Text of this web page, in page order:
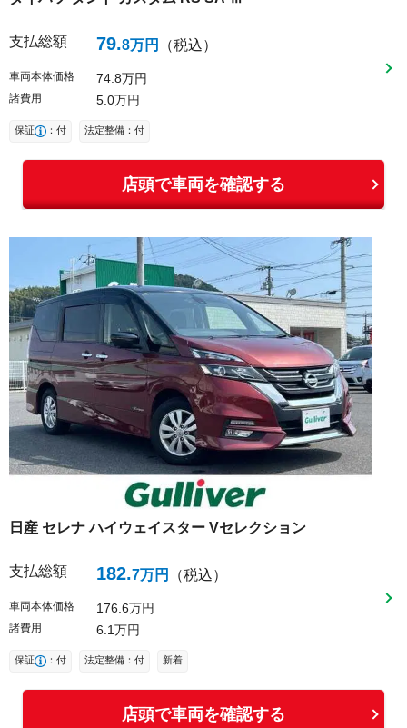
支払総額 79.8万円 （税込）
車両本体価格 74 8万円
諸費用 5 0万円
保証 ：付 法定整備：付
店頭で車両を確認する
日産 セレナ ハイウェイスター Vセレクション
支払総額 182.7万円 （税込）
車両本体価格 176 6万円
諸費用 6 1万円
保証 ：付 法定整備：付 新着
店頭で車両を確認する